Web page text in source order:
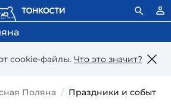
сookie-файлы. Что это значит?
Поляна Праздники и